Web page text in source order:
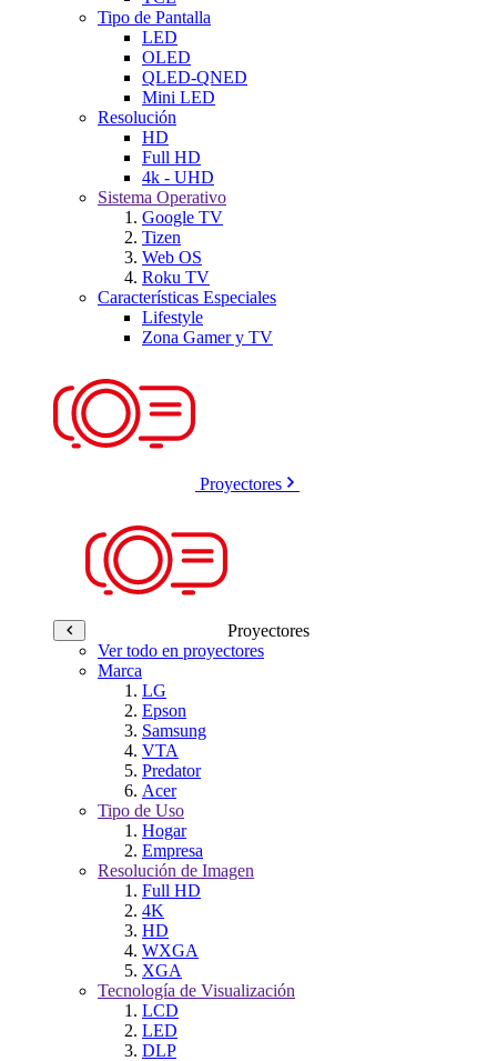
Tipo de Pantalla
LED
OLED
QLED-QNED
Mini LED
Resolución
HD
Full HD
4k - UHD
Sistema Operativo
Google TV
Tizen
Web OS
Roku TV
Características Especiales
Lifestyle
Zona Gamer y TV
Proyectores
Proyectores
Ver todo en proyectores
Marca
LG
Epson
Samsung
VTA
Predator
Acer
Tipo de Uso
Hogar
Empresa
Resolución de Imagen
Full HD
4K
HD
WXGA
XGA
Tecnología de Visualización
LCD
LED
DLP